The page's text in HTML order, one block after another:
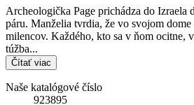
Archeologička Page prichádza do Izraela
páru. Manželia tvrdia, že vo svojom
milencov. Každého, kto sa v ňom ocitne,
túžba...
Čítať viac
Naše katalógové číslo
923895